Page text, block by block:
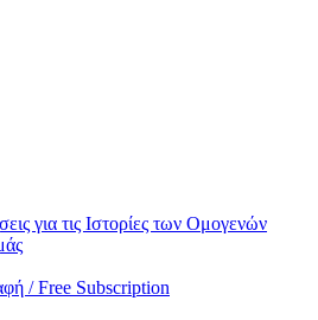
για τις Ιστορίες των Ομογενών
/ Free Subscription